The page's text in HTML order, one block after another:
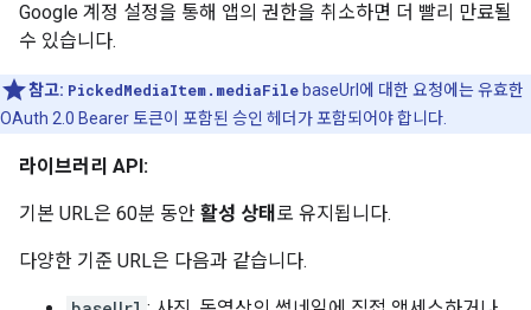
Google 계정 설정을 통해 앱의 권한을 취소하면 더 빨리 만료될
수 있습니다.
참고: PickedMediaItem.mediaFile baseUrl에 대한 요청에는 유효한
OAuth 2.0 Bearer 토큰이 포함된 승인 헤더가 포함되어야 합니다.
라이브러리 API:
기본 URL은 60분 동안 활성 상태 로 유지됩니다.
다양한 기준 URL은 다음과 같습니다.